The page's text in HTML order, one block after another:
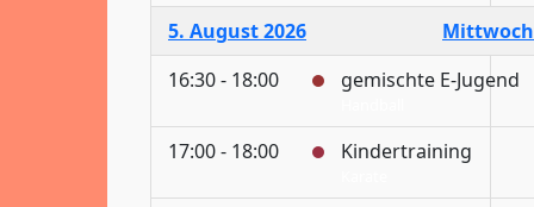
5. August 2026
Mittwoch
16:30 - 18:00
gemischte E-Jugend
17:00 - 18:00 Kindertraining